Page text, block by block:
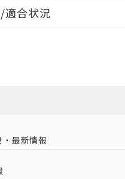
注意事項・凡例
注意事項・凡例
適合状況
・最新情報